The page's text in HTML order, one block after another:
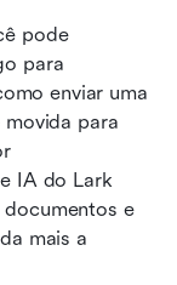
pode
para
enviar uma
para
IA do Lark
e
mais a